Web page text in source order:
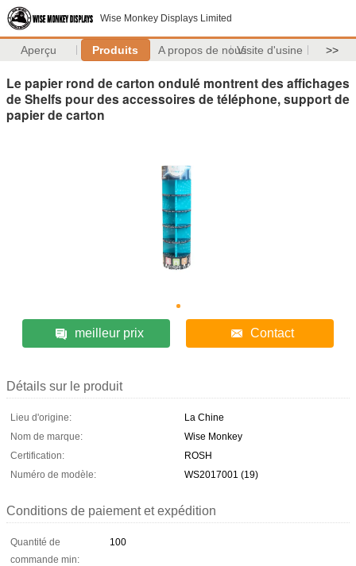
Wise Monkey Displays Limited
Aperçu Produits A propos de nousVisite d'usine >>
Le papier rond de carton ondulé montrent des affichages
de Shelfs pour des accessoires de téléphone, support de
papier de carton
meilleur prix Contact
Détails sur le produit
Lieu d'origine:
La Chine
Nom de marque:
Wise Monkey
Certification:
ROSH
Numéro de modèle:
WS2017001 (19)
Conditions de paiement et expédition
Quantité de
commande min:
100